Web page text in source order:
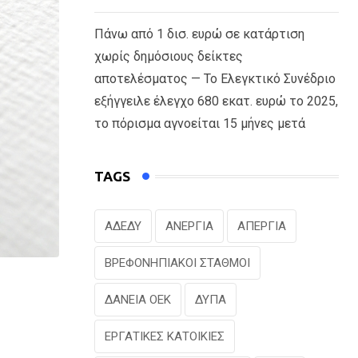
Πάνω από 1 δισ. ευρώ σε κατάρτιση
χωρίς δημόσιους δείκτες
αποτελέσματος — Το Ελεγκτικό Συνέδριο
εξήγγειλε έλεγχο 680 εκατ. ευρώ το 2025,
το πόρισμα αγνοείται 15 μήνες μετά
TAGS
ΑΔΕΔΥ ΑΝΕΡΓΙΑ ΑΠΕΡΓΙΑ
ΒΡΕΦΟΝΗΠΙΑΚΟΙ ΣΤΑΘΜΟΙ
ΔΑΝΕΙΑ ΟΕΚ ΔΥΠΑ
ΕΡΓΑΤΙΚΕΣ ΚΑΤΟΙΚΙΕΣ